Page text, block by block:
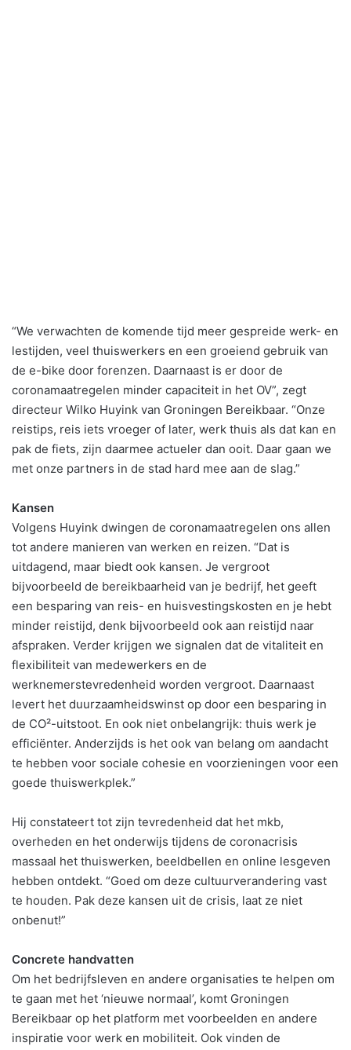
“We verwachten de komende tijd meer gespreide werk- en
lestijden, veel thuiswerkers en een groeiend gebruik van
de e-bike door forenzen. Daarnaast is er door de
coronamaatregelen minder capaciteit in het OV”, zegt
directeur Wilko Huyink van Groningen Bereikbaar. “Onze
reistips, reis iets vroeger of later, werk thuis als dat kan en
pak de fiets, zijn daarmee actueler dan ooit. Daar gaan we
met onze partners in de stad hard mee aan de slag.”
Kansen
Volgens Huyink dwingen de coronamaatregelen ons allen
tot andere manieren van werken en reizen. “Dat is
uitdagend, maar biedt ook kansen. Je vergroot
bijvoorbeeld de bereikbaarheid van je bedrijf, het geeft
een besparing van reis- en huisvestingskosten en je hebt
minder reistijd, denk bijvoorbeeld ook aan reistijd naar
afspraken. Verder krijgen we signalen dat de vitaliteit en
flexibiliteit van medewerkers en de
werknemerstevredenheid worden vergroot. Daarnaast
levert het duurzaamheidswinst op door een besparing in
de CO²-uitstoot. En ook niet onbelangrijk: thuis werk je
efficiënter. Anderzijds is het ook van belang om aandacht
te hebben voor sociale cohesie en voorzieningen voor een
goede thuiswerkplek.”
Hij constateert tot zijn tevredenheid dat het mkb,
overheden en het onderwijs tijdens de coronacrisis
massaal het thuiswerken, beeldbellen en online lesgeven
hebben ontdekt. “Goed om deze cultuurverandering vast
te houden. Pak deze kansen uit de crisis, laat ze niet
onbenut!”
Concrete handvatten
Om het bedrijfsleven en andere organisaties te helpen om
te gaan met het ‘nieuwe normaal’, komt Groningen
Bereikbaar op het platform met voorbeelden en andere
inspiratie voor werk en mobiliteit. Ook vinden de